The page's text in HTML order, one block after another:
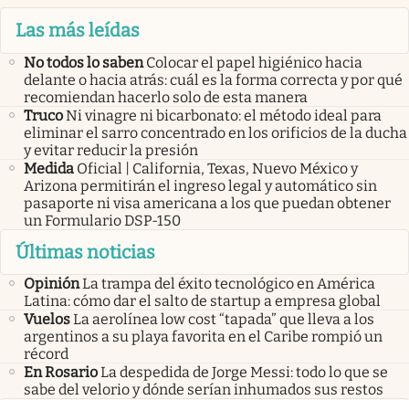
Las más leídas
No todos lo saben Colocar el papel higiénico hacia
delante o hacia atrás: cuál es la forma correcta y por qué
recomiendan hacerlo solo de esta manera
TrucoNi vinagre ni bicarbonato: el método ideal para
eliminar el sarro concentrado en los orificios de la ducha
y evitar reducir la presión
Medida Oficial | California, Texas, Nuevo México y
Arizona permitirán el ingreso legal y automático sin
pasaporte ni visa americana a los que puedan obtener
un Formulario DSP-150
Últimas noticias
OpiniónLa trampa del éxito tecnológico en América
Latina: cómo dar el salto de startup a empresa global
VuelosLa aerolínea low cost “tapada” que lleva a los
argentinos a su playa favorita en el Caribe rompió un
récord
En RosarioLa despedida de Jorge Messi: todo lo que se
sabe del velorio y dónde serían inhumados sus restos